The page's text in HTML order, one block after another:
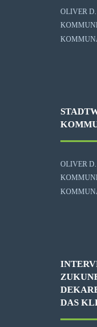
OLIVER
OLIVER
DAS